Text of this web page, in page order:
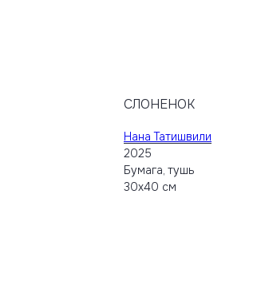
СЛОНЕНОК
Нана Татишвили
2025
Бумага, тушь
30х40 см